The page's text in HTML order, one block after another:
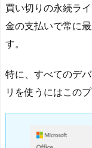
買い切りの永続ラ
金の支払いで常に
す。
特に、すべてのデ
リを使うにはこの